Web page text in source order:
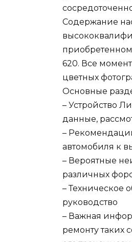
Содержание
620. Все
цветных
Основные
– Устройство
данные,
–
автомобиля к
– Вероятные
различных
– Техническое
руководство
– Важная
ремонту таких